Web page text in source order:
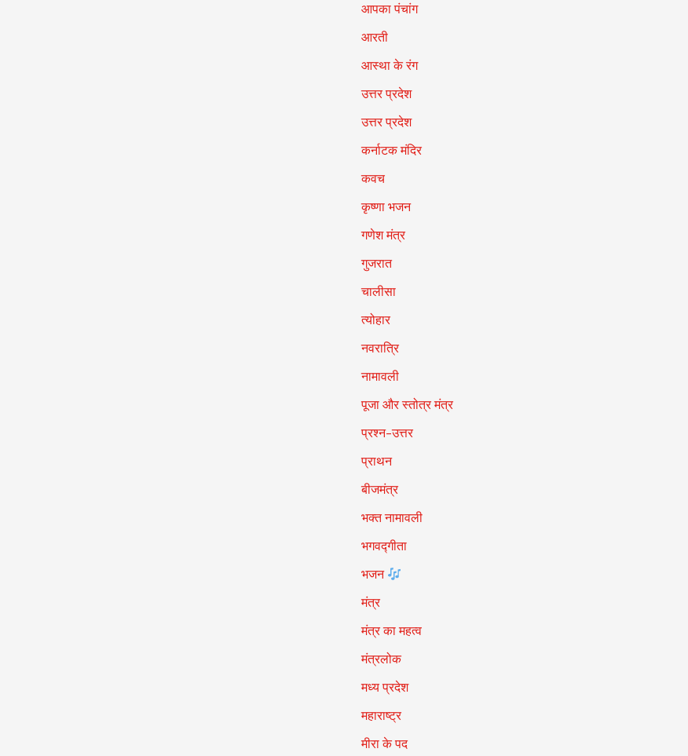
आपका पंचांग
आरती
आस्था के रंग
उत्तर प्रदेश
उत्तर प्रदेश
कर्नाटक मंदिर
कवच
कृष्णा भजन
गणेश मंत्र
गुजरात
चालीसा
त्योहार
नवरात्रि
नामावली
पूजा और स्तोत्र मंत्र
प्रश्न-उत्तर
प्राथन
बीजमंत्र
भक्त नामावली
भगवद्गीता
भजन
मंत्र
मंत्र का महत्व
मंत्रलोक
मध्य प्रदेश
महाराष्ट्र
मीरा के पद